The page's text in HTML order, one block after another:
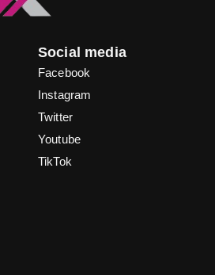
Social media
Facebook
Instagram
Twitter
Youtube
TikTok